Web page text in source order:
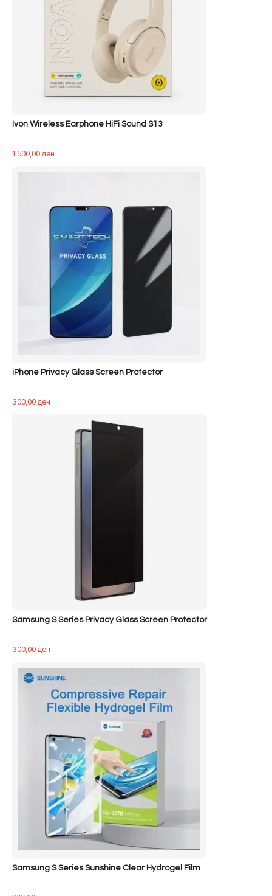
Ivon Wireless Earphone HiFi Sound S13
1.500,00ден
iPhone Privacy Glass Screen Protector
300,00ден
Samsung S Series Privacy Glass Screen Protector
300,00ден
Samsung S Series Sunshine Clear Hydrogel Film